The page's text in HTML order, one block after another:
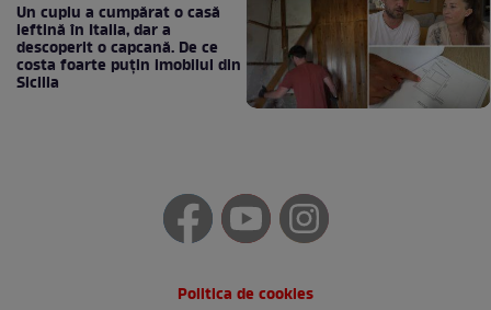
Un cuplu a cumpărat o casă
ieftină în Italia, dar a
descoperit o capcană. De ce
costa foarte puțin imobilul din
Sicilia
Politica de cookies